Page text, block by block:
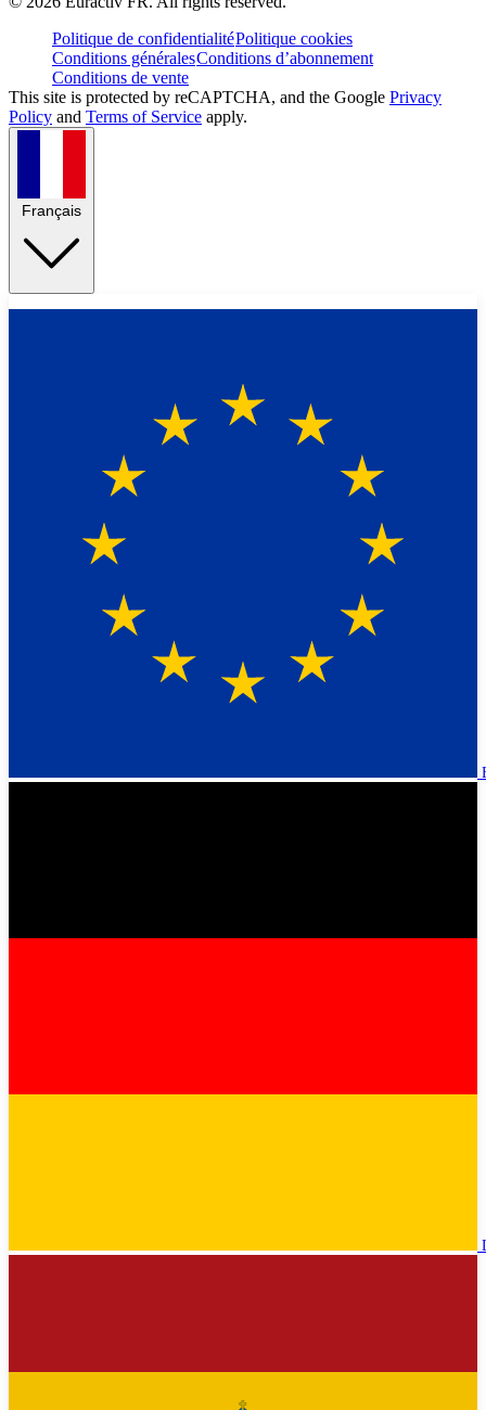
Politique de confidentialitéPolitique cookies
Conditions généralesConditions d’abonnement
Conditions de vente
This site is protected by reCAPTCHA, and the Google Privacy
Policy and Terms of Service apply.
Français